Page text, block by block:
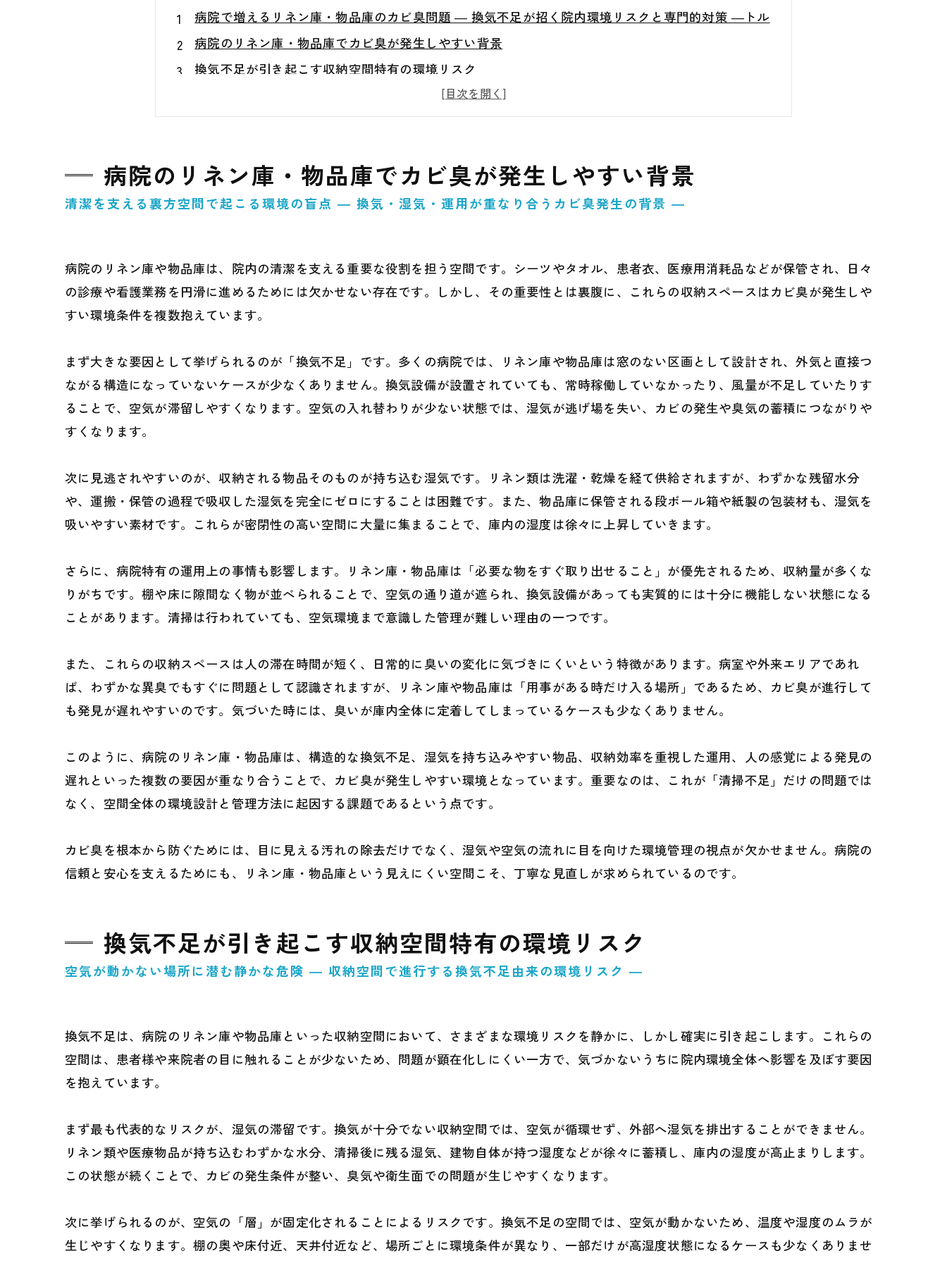
病院で増えるリネン庫・物品庫のカビ臭問題 ― 換気不足が招く院内環境リスクと専門的対策 ―トル
病院のリネン庫・物品庫でカビ臭が発生しやすい背景
換気不足が引き起こす収納空間特有の環境リスク
清掃しても臭いが残る理由を環境面から考える
湿気が滞留しやすいリネン庫・物品庫の構造的特徴
日常管理で見落とされやすい換気・空気循環のポイント
収納量と通気性のバランスをどう考えるべきか
表面的な消臭に頼らないために必要な判断基準
専門的な環境調査が必要となるサインとは
まとめ｜見えない収納空間の環境管理が院内の信頼を支える
病院のリネン庫・物品庫でカビ臭が発生しやすい背景
清潔を支える裏方空間で起こる環境の盲点 ― 換気・湿気・運用が重なり合うカビ臭発生の背景 ―
病院のリネン庫や物品庫は、院内の清潔を支える重要な役割を担う空間です。シーツやタオル、患者衣、医療用消耗品などが保管され、日々
の診療や看護業務を円滑に進めるためには欠かせない存在です。しかし、その重要性とは裏腹に、これらの収納スペースはカビ臭が発生しや
すい環境条件を複数抱えています。
まず大きな要因として挙げられるのが「換気不足」です。多くの病院では、リネン庫や物品庫は窓のない区画として設計され、外気と直接つ
ながる構造になっていないケースが少なくありません。換気設備が設置されていても、常時稼働していなかったり、風量が不足していたりす
ることで、空気が滞留しやすくなります。空気の入れ替わりが少ない状態では、湿気が逃げ場を失い、カビの発生や臭気の蓄積につながりや
すくなります。
次に見逃されやすいのが、収納される物品そのものが持ち込む湿気です。リネン類は洗濯・乾燥を経て供給されますが、わずかな残留水分
や、運搬・保管の過程で吸収した湿気を完全にゼロにすることは困難です。また、物品庫に保管される段ボール箱や紙製の包装材も、湿気を
吸いやすい素材です。これらが密閉性の高い空間に大量に集まることで、庫内の湿度は徐々に上昇していきます。
さらに、病院特有の運用上の事情も影響します。リネン庫・物品庫は「必要な物をすぐ取り出せること」が優先されるため、収納量が多くな
りがちです。棚や床に隙間なく物が並べられることで、空気の通り道が遮られ、換気設備があっても実質的には十分に機能しない状態になる
ことがあります。清掃は行われていても、空気環境まで意識した管理が難しい理由の一つです。
また、これらの収納スペースは人の滞在時間が短く、日常的に臭いの変化に気づきにくいという特徴があります。病室や外来エリアであれ
ば、わずかな異臭でもすぐに問題として認識されますが、リネン庫や物品庫は「用事がある時だけ入る場所」であるため、カビ臭が進行して
も発見が遅れやすいのです。気づいた時には、臭いが庫内全体に定着してしまっているケースも少なくありません。
このように、病院のリネン庫・物品庫は、構造的な換気不足、湿気を持ち込みやすい物品、収納効率を重視した運用、人の感覚による発見の
遅れといった複数の要因が重なり合うことで、カビ臭が発生しやすい環境となっています。重要なのは、これが「清掃不足」だけの問題では
なく、空間全体の環境設計と管理方法に起因する課題であるという点です。
カビ臭を根本から防ぐためには、目に見える汚れの除去だけでなく、湿気や空気の流れに目を向けた環境管理の視点が欠かせません。病院の
信頼と安心を支えるためにも、リネン庫・物品庫という見えにくい空間こそ、丁寧な見直しが求められているのです。
換気不足が引き起こす収納空間特有の環境リスク
空気が動かない場所に潜む静かな危険 ― 収納空間で進行する換気不足由来の環境リスク ―
換気不足は、病院のリネン庫や物品庫といった収納空間において、さまざまな環境リスクを静かに、しかし確実に引き起こします。これらの
空間は、患者様や来院者の目に触れることが少ないため、問題が顕在化しにくい一方で、気づかないうちに院内環境全体へ影響を及ぼす要因
を抱えています。
まず最も代表的なリスクが、湿気の滞留です。換気が十分でない収納空間では、空気が循環せず、外部へ湿気を排出することができません。
リネン類や医療物品が持ち込むわずかな水分、清掃後に残る湿気、建物自体が持つ湿度などが徐々に蓄積し、庫内の湿度が高止まりします。
この状態が続くことで、カビの発生条件が整い、臭気や衛生面での問題が生じやすくなります。
次に挙げられるのが、空気の「層」が固定化されることによるリスクです。換気不足の空間では、空気が動かないため、温度や湿度のムラが
生じやすくなります。棚の奥や床付近、天井付近など、場所ごとに環境条件が異なり、一部だけが高湿度状態になるケースも少なくありませ